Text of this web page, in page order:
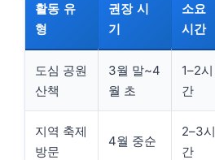
활동 유
형
권장 시
기
소요
시간
도심 공원
산책
3월 말~4
월 초
1–2시
간
지역 축제
방문
4월 중순
2–3시
간